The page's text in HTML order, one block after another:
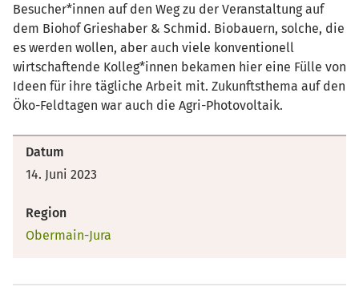
Besucher*innen auf den Weg zu der Veranstaltung auf
dem Biohof Grieshaber & Schmid. Biobauern, solche, die
es werden wollen, aber auch viele konventionell
wirtschaftende Kolleg*innen bekamen hier eine Fülle von
Ideen für ihre tägliche Arbeit mit. Zukunftsthema auf den
Öko-Feldtagen war auch die Agri-Photovoltaik.
Datum
14. Juni 2023
Region
Obermain-Jura